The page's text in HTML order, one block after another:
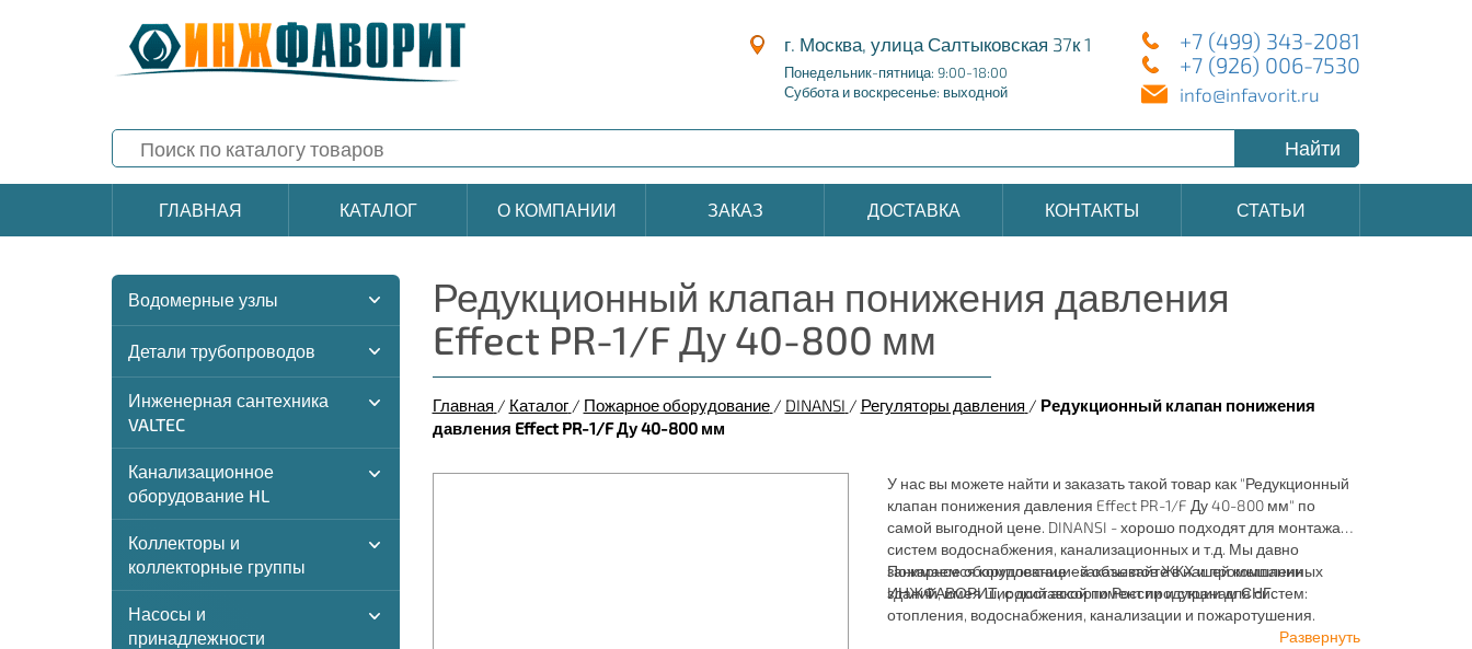
г. Москва, улица Салтыковская 37к 1
Понедельник-пятница: 9:00-18:00
Суббота и воскресенье: выходной
+7 (499) 343-2081
+7 (926) 006-7530
info@infavorit.ru
Найти
ГЛАВНАЯ КАТАЛОГ О КОМПАНИИ ЗАКАЗ ДОСТАВКА КОНТАКТЫ СТАТЬИ
Водомерные узлы
Детали трубопроводов
Инженерная сантехника
VALTEC
Канализационное
оборудование HL
Коллекторы и
коллекторные группы
Насосы и
принадлежности
Редукционный клапан понижения давления
Effect PR-1/F Ду 40-800 мм
Главная / Каталог / Пожарное оборудование / DINANSI / Регуляторы давления / Редукционный клапан понижения
давления Effect PR-1/F Ду 40-800 мм
У нас вы можете найти и заказать такой товар как "Редукционный
клапан понижения давления Effect PR-1/F Ду 40-800 мм" по
самой выгодной цене. DINANSI - хорошо подходят для монтажа
систем водоснабжения, канализационных и т.д. Мы давно
занимаемся комплектацией объектов ЖКХ и промышленных
зданий, имея широкий ассортимент продукции для систем:
отопления, водоснабжения, канализации и пожаротушения.
Пожарное оборудование - заказывайте в нашей компании
ИНЖФАВОРИТ, с доставкой по России и странам СНГ.
Развернуть